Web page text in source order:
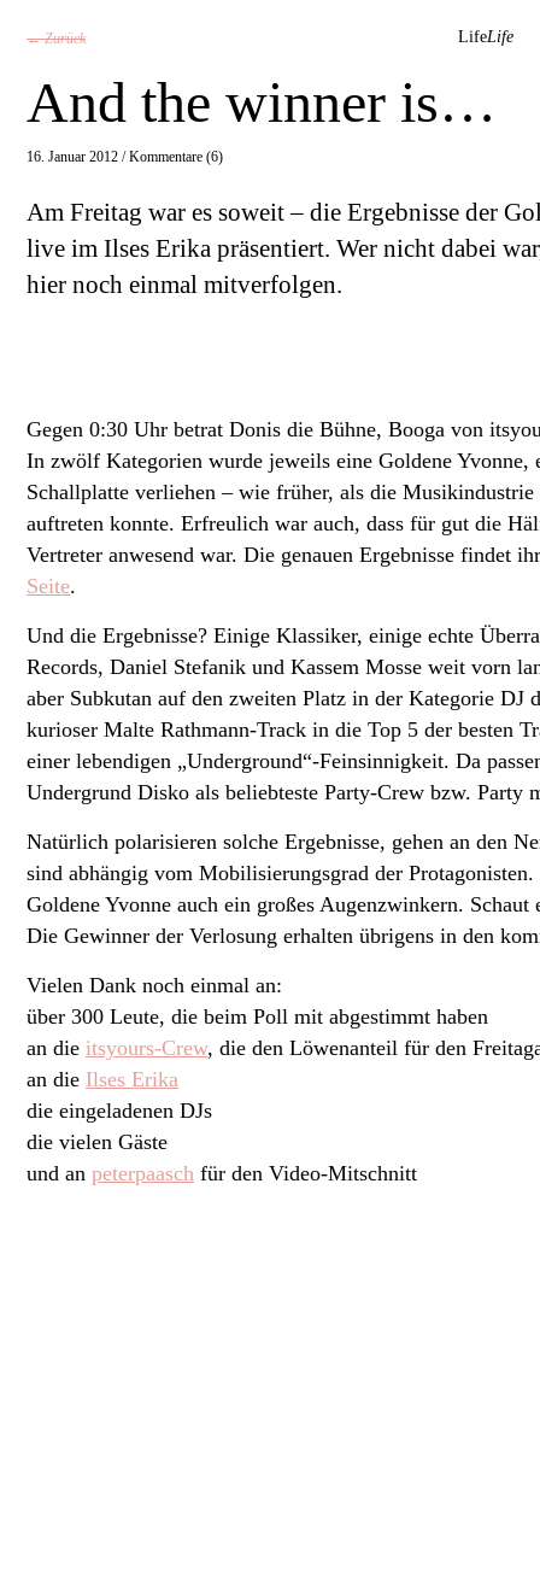
← Zurück LifeLife
And the winner is…
16. Januar 2012 /Kommentare (6)
Am Freitag war es soweit – die Ergebnisse der
live im Ilses Erika präsentiert. Wer nicht dabei
hier noch einmal mitverfolgen.
Gegen 0:30 Uhr betrat Donis die Bühne, Booga von
In zwölf Kategorien wurde jeweils eine Goldene Yvonne,
Schallplatte verliehen – wie früher, als die
auftreten konnte. Erfreulich war auch, dass für gut die
Vertreter anwesend war. Die genauen Ergebnisse findet
Seite.
Und die Ergebnisse? Einige Klassiker, einige echte
Records, Daniel Stefanik und Kassem Mosse weit vorn
aber Subkutan auf den zweiten Platz in der Kategorie DJ
kurioser Malte Rathmann-Track in die Top 5 der besten
einer lebendigen „Underground“-Feinsinnigkeit. Da
Undergrund Disko als beliebteste Party-Crew bzw. Party
Natürlich polarisieren solche Ergebnisse, gehen an den
sind abhängig vom Mobilisierungsgrad der
Goldene Yvonne auch ein großes Augenzwinkern.
Die Gewinner der Verlosung erhalten übrigens in den
Vielen Dank noch einmal an:
über 300 Leute, die beim Poll mit abgestimmt haben
an die itsyours-Crew, die den Löwenanteil für den
an die Ilses Erika
die eingeladenen DJs
die vielen Gäste
und an peterpaasch für den Video-Mitschnitt